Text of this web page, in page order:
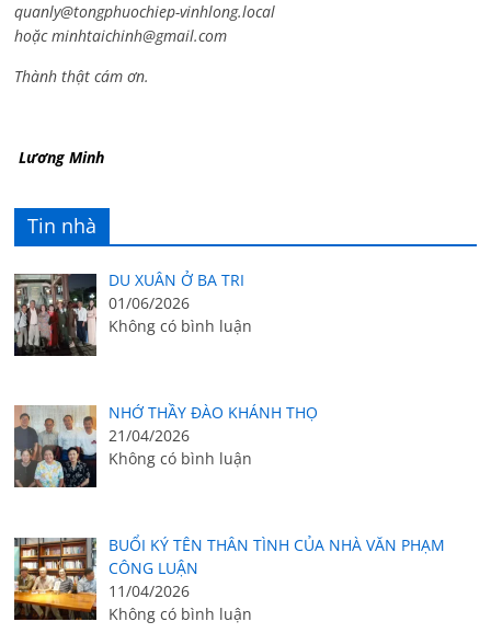
quanly@tongphuochiep-vinhlong.local
hoặcminhtaichinh@gmail.com
Thành thật cám ơn.
Lương Minh
Tin nhà
DU XUÂN Ở BA TRI
01/06/2026
Không có bình luận
NHỚ THẦY ĐÀO KHÁNH THỌ
21/04/2026
Không có bình luận
BUỔI KÝ TÊN THÂN TÌNH CỦA NHÀ VĂN PHẠM
CÔNG LUẬN
11/04/2026
Không có bình luận